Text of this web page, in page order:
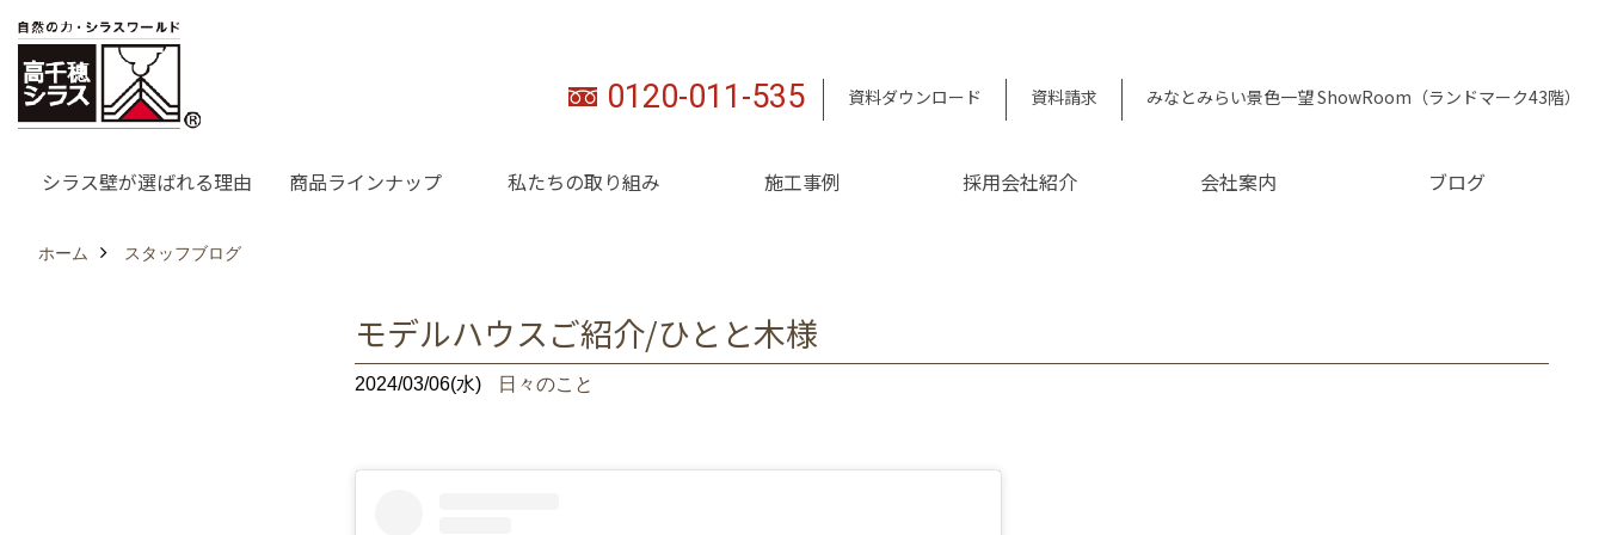
0120-011-535 資料ダウンロード 資料請求 みなとみらい景色一望 ShowRoom（ランドマーク43階）
シラス壁が選ばれる理由 商品ラインナップ 私たちの取り組み 施工事例 採用会社紹介 会社案内 ブログ
ホーム スタッフブログ
モデルハウスご紹介/ひとと木様
2024/03/06(水) 日々のこと